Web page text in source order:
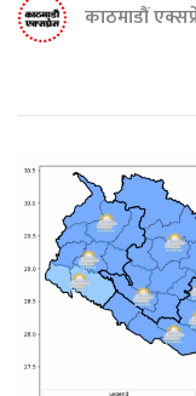
काठमाडौं